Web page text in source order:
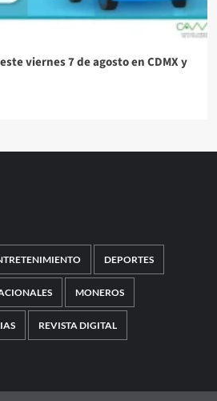
viernes 7 de agosto en CDMX y
DEPORTES
MONEROS
REVISTA DIGITAL